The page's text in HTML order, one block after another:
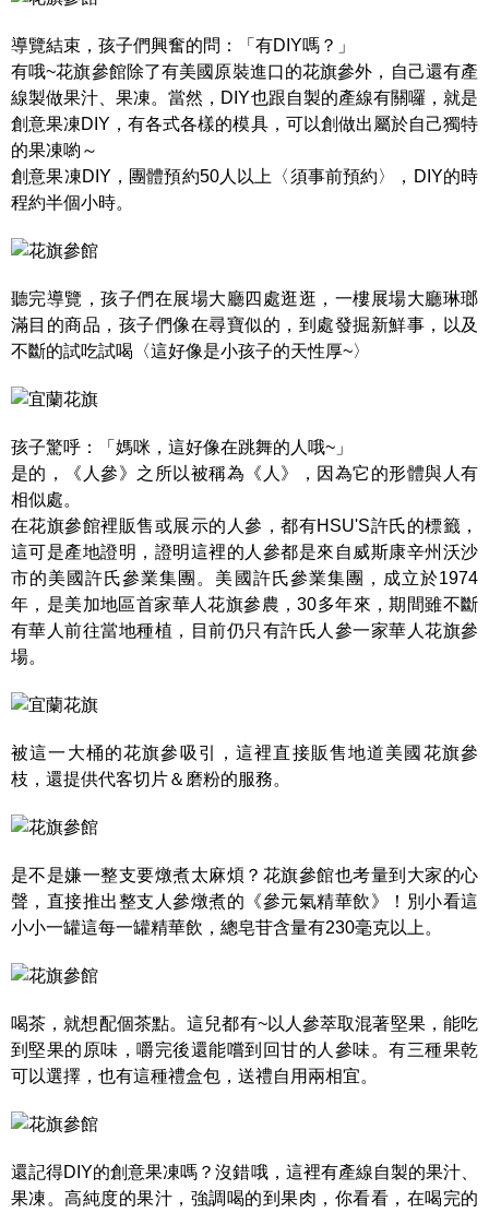
導覽結束，孩子們興奮的問：「有DIY嗎？」
有哦~花旗參館除了有美國原裝進口的花旗參外，自己還有產
線製做果汁、果凍。當然，DIY也跟自製的產線有關囉，就是
創意果凍DIY，有各式各樣的模具，可以創做出屬於自己獨特
的果凍喲～
創意果凍DIY，團體預約50人以上〈須事前預約〉，DIY的時
程約半個小時。
聽完導覽，孩子們在展場大廳四處逛逛，一樓展場大廳琳瑯
滿目的商品，孩子們像在尋寶似的，到處發掘新鮮事，以及
不斷的試吃試喝〈這好像是小孩子的天性厚~〉
孩子驚呼：「媽咪，這好像在跳舞的人哦~」
是的，《人參》之所以被稱為《人》，因為它的形體與人有
相似處。
在花旗參館裡販售或展示的人參，都有HSU'S許氏的標籤，
這可是產地證明，證明這裡的人參都是來自威斯康辛州沃沙
市的美國許氏參業集團。美國許氏參業集團，成立於1974
年，是美加地區首家華人花旗參農，30多年來，期間雖不斷
有華人前往當地種植，目前仍只有許氏人參一家華人花旗參
場。
被這一大桶的花旗參吸引，這裡直接販售地道美國花旗參
枝，還提供代客切片＆磨粉的服務。
是不是嫌一整支要燉煮太麻煩？花旗參館也考量到大家的心
聲，直接推出整支人參燉煮的《參元氣精華飲》！別小看這
小小一罐這每一罐精華飲，總皂苷含量有230毫克以上。
喝茶，就想配個茶點。這兒都有~以人參萃取混著堅果，能吃
到堅果的原味，嚼完後還能嚐到回甘的人參味。有三種果乾
可以選擇，也有這種禮盒包，送禮自用兩相宜。
還記得DIY的創意果凍嗎？沒錯哦，這裡有產線自製的果汁、
果凍。高純度的果汁，強調喝的到果肉，你看看，在喝完的